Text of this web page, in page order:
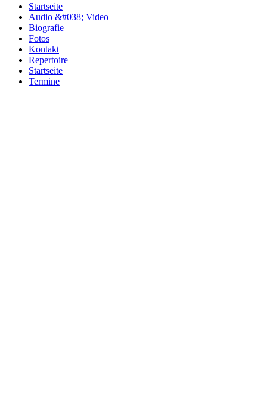
Startseite
Audio &#038; Video
Biografie
Fotos
Kontakt
Repertoire
Startseite
Termine